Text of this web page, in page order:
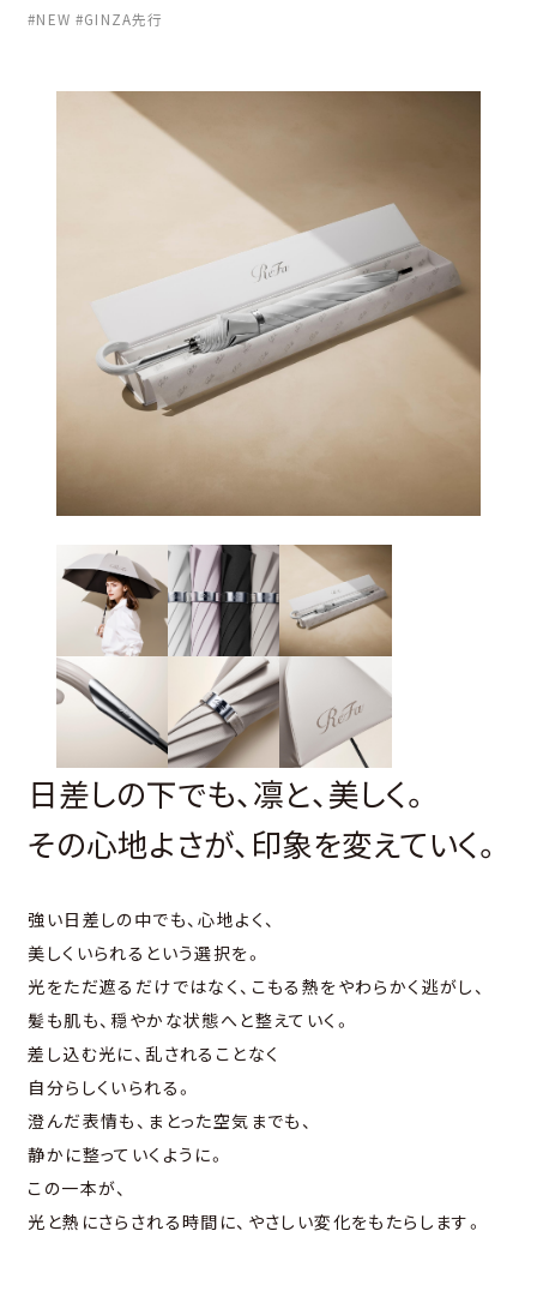
#NEW #GINZA先行
⽇差しの下でも、凛と、美しく。
その⼼地よさが、印象を変えていく。
強い⽇差しの中でも、⼼地よく、
美しくいられるという選択を。
光をただ遮るだけではなく、こもる熱をやわらかく逃がし、
髪も肌も、穏やかな状態へと整えていく。
差し込む光に、乱されることなく
⾃分らしくいられる。
澄んだ表情も、まとった空気までも、
静かに整っていくように。
この⼀本が、
光と熱にさらされる時間に、やさしい変化をもたらします。